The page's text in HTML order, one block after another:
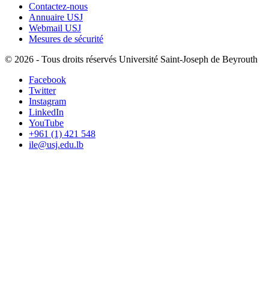
Contactez-nous
Annuaire USJ
Webmail USJ
Mesures de sécurité
© 2026 - Tous droits réservés Université Saint-Joseph de Beyrouth
Facebook
Twitter
Instagram
LinkedIn
YouTube
+961 (1) 421 548
ile@usj.edu.lb